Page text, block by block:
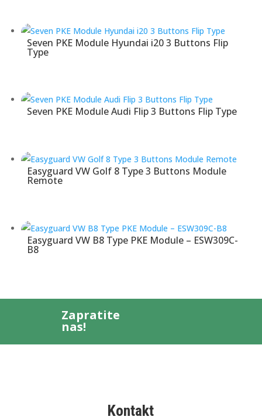
Seven PKE Module Hyundai i20 3 Buttons Flip
Type
Seven PKE Module Audi Flip 3 Buttons Flip Type
Easyguard VW Golf 8 Type 3 Buttons Module
Remote
Easyguard VW B8 Type PKE Module – ESW309C-
B8
Zapratite
nas!
Kontakt